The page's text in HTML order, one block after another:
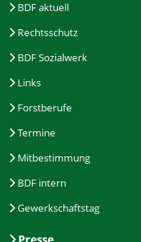
BDF aktuell
Rechtsschutz
BDF Sozialwerk
Links
Forstberufe
Termine
Mitbestimmung
BDF intern
Gewerkschaftstag